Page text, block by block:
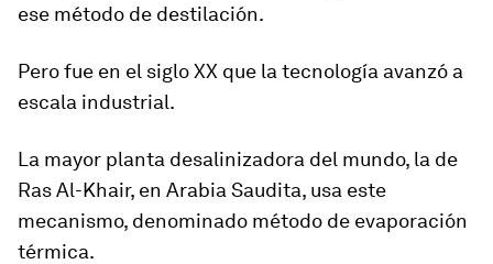
ese método de destilación.
Pero fue en el siglo XX que la tecnología avanzó a
escala industrial.
La mayor planta desalinizadora del mundo, la de
Ras Al-Khair, en Arabia Saudita, usa este
mecanismo, denominado método de evaporación
térmica.